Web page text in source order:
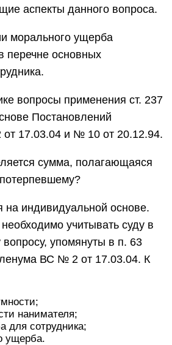
аспекты данного вопроса.
морального ущерба
перечне основных
вопросы применения ст. 237
Постановлений
17.03.04 и № 10 от 20.12.94.
сумма, полагающаяся
на индивидуальной основе.
учитывать суду в
упомянуты в п. 63
ВС № 2 от 17.03.04. К
нанимателя;
для сотрудника;
ущерба.